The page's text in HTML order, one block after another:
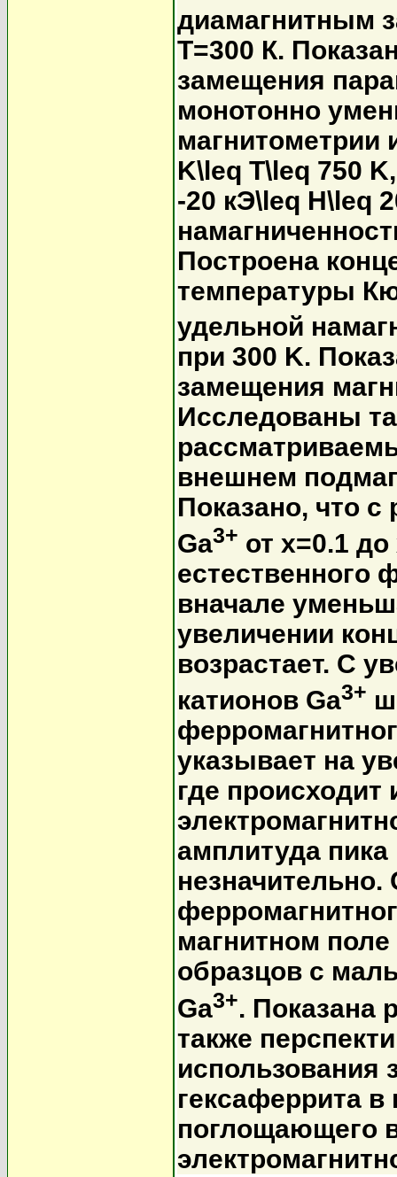
диамагнитным
T=300 К.
замещения
монотонно
магнитометрии
K\leq T\leq 750
-20 кЭ\leq H\leq
Построена
температуры
удельной
при 300 K.
замещения
Исследованы
внешнем
Показано, что с
Ga3+ от x=0.1
естественного
вначале
увеличении
возрастает. С
катионов Ga3+
указывает на
где
амплитуда пика
незначительно.
магнитном
образцов с
Ga3+. Показана
также
использования
гексаферрита в
поглощающего